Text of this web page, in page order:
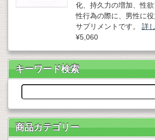
化、持久力の増加、性欲
性行為の際に、男性に
サプリメントです。 詳
¥5,060
キーワード検索
商品カテゴリー